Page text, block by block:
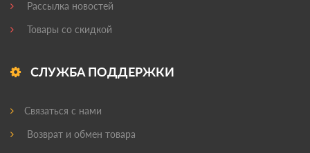
Рассылка новостей
Товары со скидкой
СЛУЖБА ПОДДЕРЖКИ
Связаться с нами
Возврат и обмен товара